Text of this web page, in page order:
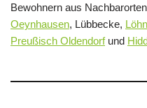
Bewohnern aus
Oeynhausen, Lübbecke,
Preußisch Oldendorfund